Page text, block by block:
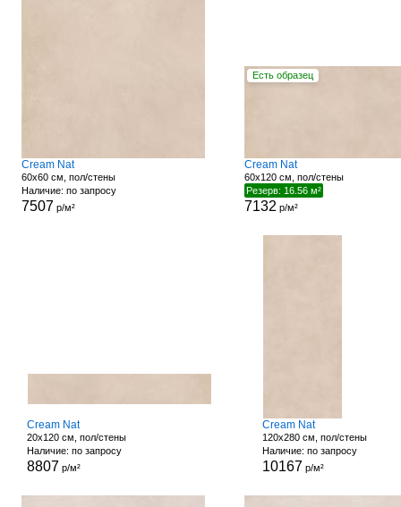
Cream Nat
60x60 см, пол/стены
Наличие: по запросу
7507 р/м²
Есть образец
Cream Nat
60x120 см, пол/стены
Резерв: 16.56 м²
7132 р/м²
Cream Nat
20x120 см, пол/стены
Наличие: по запросу
8807 р/м²
Cream Nat
120x280 см, пол/стены
Наличие: по запросу
10167 р/м²